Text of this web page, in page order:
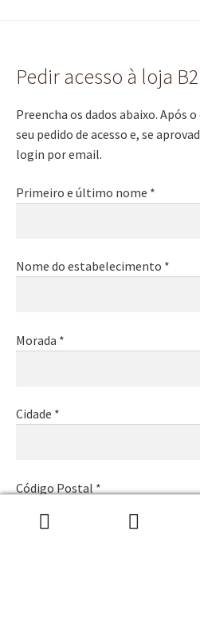
Pesquisar
Pesquisa
Pedir acesso à loja
Preencha os dados abaixo. Após
seu pedido de acesso e, se
login por email.
Primeiro e último nome *
Nome do estabelecimento *
Morada *
Cidade *
Código Postal *